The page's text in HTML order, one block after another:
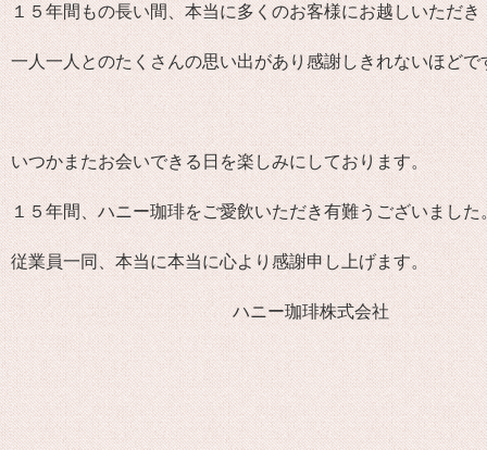
１５年間もの長い間、本当に多くのお客様にお越しいただき
一人一人とのたくさんの思い出があり感謝しきれないほどで
いつかまたお会いできる日を楽しみにしております。
１５年間、ハニー珈琲をご愛飲いただき有難うございました
従業員一同、本当に本当に心より感謝申し上げます。
ハニー珈琲株式会社